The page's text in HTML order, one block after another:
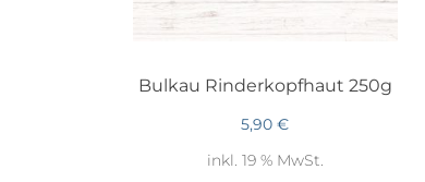
Bulkau Rinderkopfhaut 250g
5,90€
inkl. 19 % MwSt.